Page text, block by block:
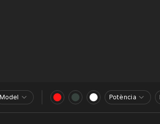
Model Potència